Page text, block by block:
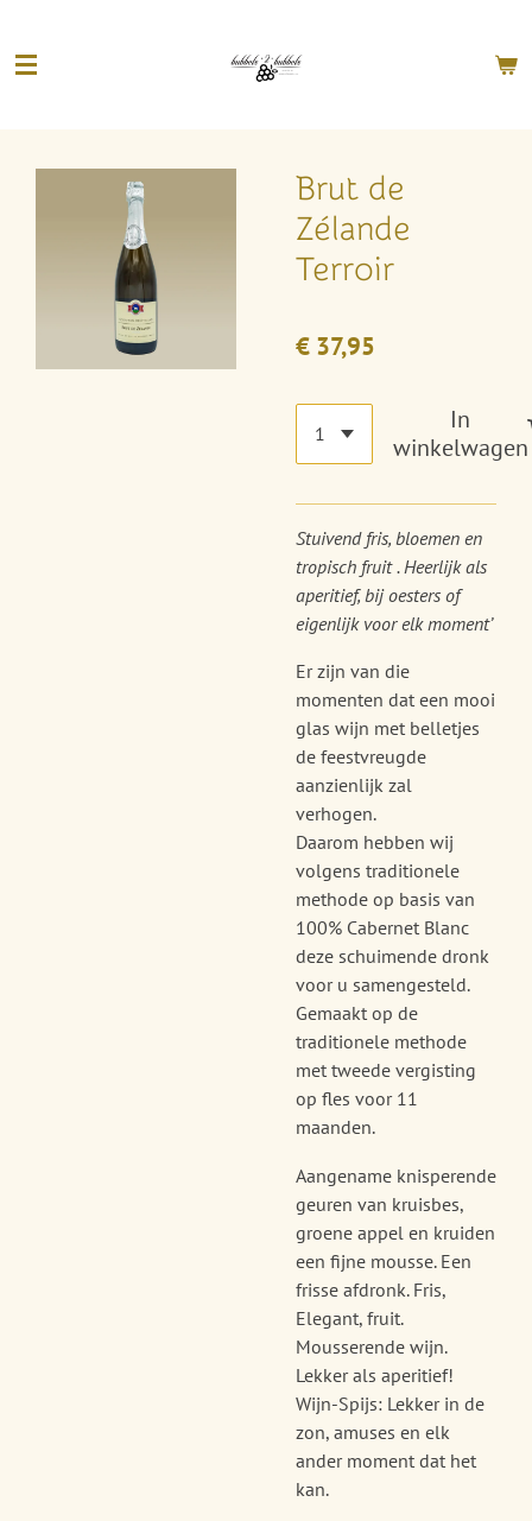
direct
naar
Brut de
Zélande
Terroir
€ 37,95
In
winkelwagen
Stuivend fris, bloemen en
tropisch fruit . Heerlijk als
aperitief, bij oesters of
eigenlijk voor elk moment’
Er zijn van die
momenten dat een mooi
glas wijn met belletjes
de feestvreugde
aanzienlijk zal
verhogen.
Daarom hebben wij
volgens traditionele
methode op basis van
100% Cabernet Blanc
deze schuimende dronk
voor u samengesteld.
Gemaakt op de
traditionele methode
met tweede vergisting
op fles voor 11
maanden.
Aangename knisperende
geuren van kruisbes,
groene appel en kruiden
een fijne mousse. Een
frisse afdronk. Fris,
Elegant, fruit.
Mousserende wijn.
Lekker als aperitief!
Wijn-Spijs: Lekker in de
zon, amuses en elk
ander moment dat het
kan.